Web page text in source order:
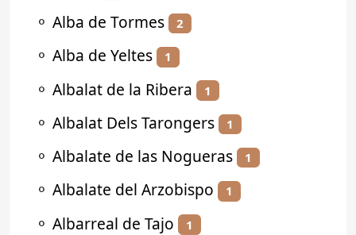
⚬ Alba de Tormes 2
⚬ Alba de Yeltes 1
⚬ Albalat de la Ribera 1
⚬ Albalat Dels Tarongers 1
⚬ Albalate de las Nogueras 1
⚬ Albalate del Arzobispo 1
⚬ Albarreal de Tajo 1